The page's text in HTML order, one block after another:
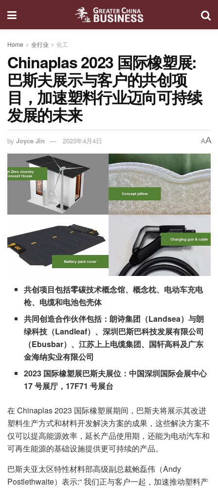
Home 全行业 化工
Chinaplas 2023 国际橡塑展:
巴斯夫展示与客户的共创项
目，加速塑料行业迈向可持续
发展的未来
by Joyce Jin 2023年4月4日 AA
共创项目包括零碳技术概念馆、概念枕、电动车充电
枪、电缆和电池包壳体
共同创造合作伙伴包括：朗诗集团（Landsea）与朗
绿科技（Landleaf）、深圳巴斯巴科技发展有限公司
（Ebusbar）、江苏上上电缆集团、国轩高科及广东
金海纳实业有限公司
2023 国际橡塑展巴斯夫展位：中国深圳国际会展中心
17 号展厅，17F71 号展台
在 Chinaplas 2023 国际橡塑展期间，巴斯夫将展示其改进
塑料生产方式和材料开发解决方案的成果，这些解决方案不
仅可以提高能源效率，延长产品使用期，还能为电动汽车和
可再生能源的基础设施提供更可持续的产品。
巴斯夫亚太区特性材料部高级副总裁鲍磊伟（Andy
Postlethwaite）表示:“ 我们正与客户一起，加速推动塑料产